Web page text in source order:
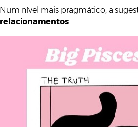
Num nível mais pragmático, a
relacionamentos.